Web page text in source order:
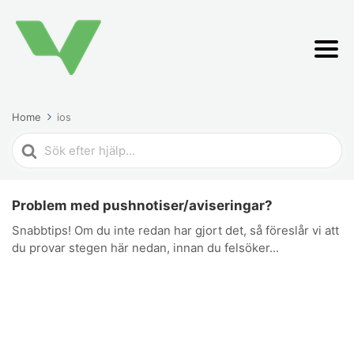
Home ios
Search
For
Problem med pushnotiser/aviseringar?
Snabbtips! Om du inte redan har gjort det, så föreslår vi att
du provar stegen här nedan, innan du felsöker...